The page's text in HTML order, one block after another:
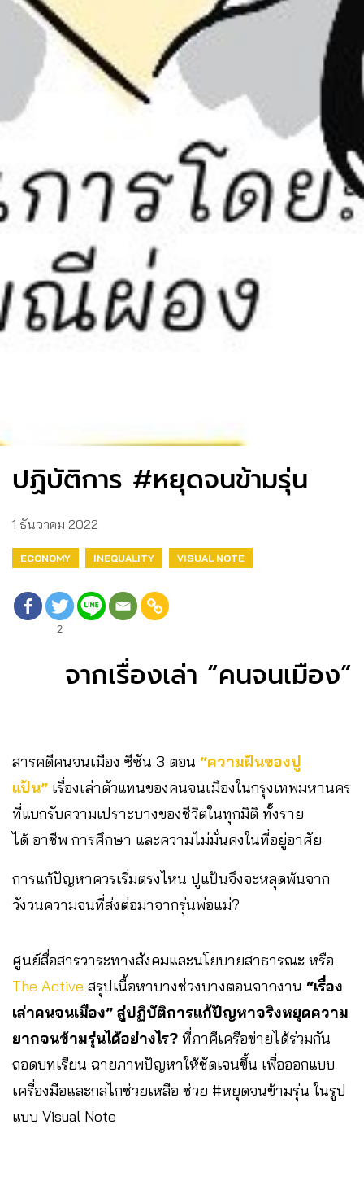
ปฏิบัติการ #หยุดจนข้ามรุ่น
1 ธันวาคม 2022
ECONOMY INEQUALITY VISUAL NOTE
2
จากเรื่องเล่า “คนจนเมือง”
สารคดีคนจนเมือง ซีซัน 3 ตอน “ความฝันของปู
แป้น” เรื่องเล่าตัวแทนของคนจนเมืองในกรุงเทพมหานคร
ที่แบกรับความเปราะบางของชีวิตในทุกมิติ ทั้งราย
ได้ อาชีพ การศึกษา และความไม่มั่นคงในที่อยู่อาศัย
การแก้ปัญหาควรเริ่มตรงไหน ปูแป้นจึงจะหลุดพ้นจาก
วังวนความจนที่ส่งต่อมาจากรุ่นพ่อแม่?
ศูนย์สื่อสารวาระทางสังคมและนโยบายสาธารณะ หรือ
The Active สรุปเนื้อหาบางช่วงบางตอนจากงาน “เรื่อง
เล่าคนจนเมือง” สู่ปฏิบัติการแก้ปัญหาจริงหยุดความ
ยากจนข้ามรุ่นได้อย่างไร? ที่ภาคีเครือข่ายได้ร่วมกัน
ถอดบทเรียน ฉายภาพปัญหาให้ชัดเจนขึ้น เพื่อออกแบบ
เครื่องมือและกลไกช่วยเหลือ ช่วย #หยุดจนข้ามรุ่น ในรูป
แบบ Visual Note